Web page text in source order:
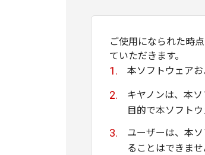
ご使用になられた時
ていただきます。
本ソフトウェア
キヤノンは、本
目的で本ソフト
ユーザーは、本
ることはできませ